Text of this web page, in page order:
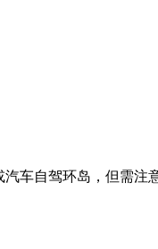
车自驾环岛，但需注